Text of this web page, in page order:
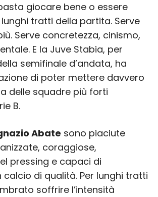
giocare bene o essere
tratti della partita. Serve
Serve concretezza, cinismo,
E la Juve Stabia, per
semifinale d’andata, ha
di poter mettere davvero
delle squadre più forti
B.
Abate sono piaciute
coraggiose,
pressing e capaci di
calcio di qualità. Per lunghi tratti
soffrire l’intensità